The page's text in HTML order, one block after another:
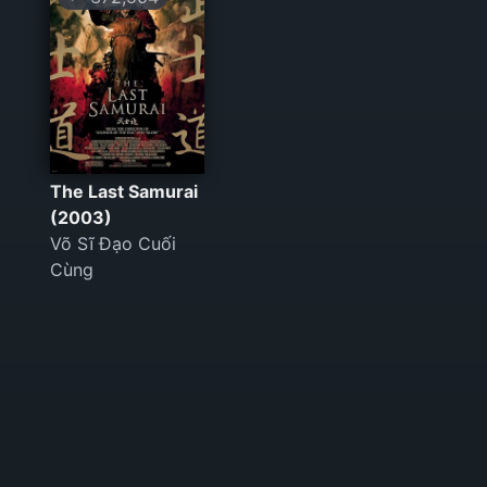
The Last Samurai
(2003)
Võ Sĩ Đạo Cuối
Cùng